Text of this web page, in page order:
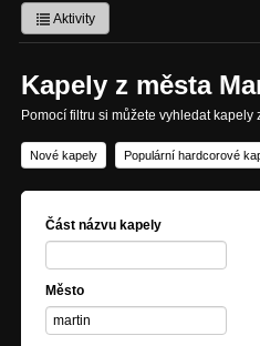
Aktivity
Kapely z města
Pomocí filtru si můžete vyhledat
Nové kapely Populární hardcorové
Část názvu kapely
Město